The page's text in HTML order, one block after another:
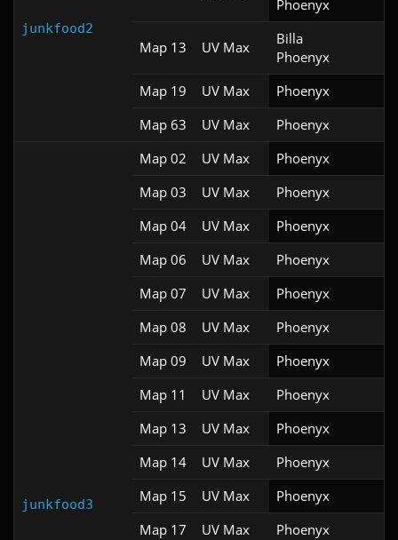
junkfood2
Phoenyx
Map 13 UV Max
Billa
Phoenyx
Map 19 UV Max Phoenyx
Map 63
UV Max Phoenyx
junkfood3
Map 02 UV Max Phoenyx
Map 03
UV Max Phoenyx
Map 04
UV Max Phoenyx
Map 06
UV Max Phoenyx
Map 07
UV Max Phoenyx
Map 08
UV Max Phoenyx
Map 09
UV Max Phoenyx
Map 11
UV Max Phoenyx
Map 13
UV Max Phoenyx
Map 14
UV Max Phoenyx
Map 15
UV Max Phoenyx
Map 17
UV Max Phoenyx